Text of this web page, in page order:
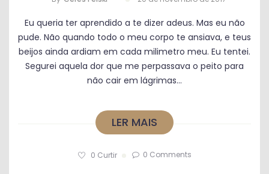
Eu queria ter aprendido a te dizer adeus. Mas eu não
pude. Não quando todo o meu corpo te ansiava, e teus
beijos ainda ardiam em cada milimetro meu. Eu tentei.
Segurei aquela dor que me perpassava o peito para
não cair em lágrimas...
LER MAIS
0 Curtir 0 Comments